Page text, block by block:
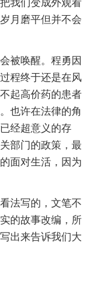
我们变成外观看
月磨平但并不会
被唤醒。程勇因
程终于还是在风
起高价药的患者
也许在法律的角
经超意义的存
部门的政策，最
面对生活，因为
法写的，文笔不
的故事改编，所
出来告诉我们大